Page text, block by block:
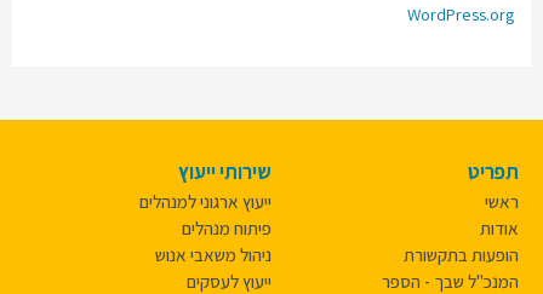
WordPress.org
תפריט
ראשי
אודות
הופעות בתקשורת
המנכ"ל שבך - הספר
שירותי ייעוץ
ייעוץ ארגוני למנהלים
פיתוח מנהלים
ניהול משאבי אנוש
ייעוץ לעסקים